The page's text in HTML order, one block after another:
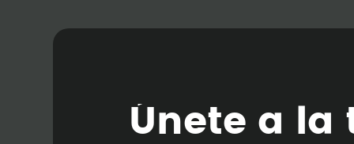
Únete a a